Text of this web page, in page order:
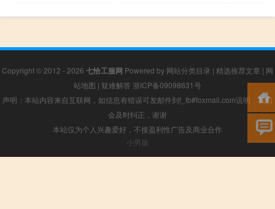
Copyright © 2012 - 2026 七恰工服网 Powered by 网站分类目录 | 精选推荐文章 | 网
站地图 | 疑难解答 浙ICP备09098631号
声明：本站内容来自互联网，如信息有错误可发邮件到f_fb#foxmail.com说明，我们
会及时纠正，谢谢
本站仅为个人兴趣爱好，不接盈利性广告及商业合作
小男孩